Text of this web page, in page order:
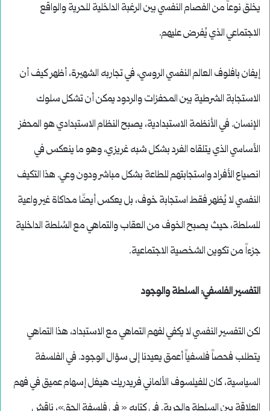
يخلق نوعاً من الفصام النفسي بين الرغبة الداخلية للحرية والواقع
الاجتماعي الذي يُفرض عليهم.
إيفان بافلوف العالم النفسي الروسي، في تجاربه الشهيرة، أظهر كيف أن
الاستجابة الشرطية بين المحفزات والردود يمكن أن تشكل سلوك
الإنسان. في الأنظمة الاستبدادية، يصبح النظام الاستبدادي هو المحفز
الأساسي الذي يتلقاه الفرد بشكل شبه غريزي، وهو ما ينعكس في
انصياع الأفراد واستجابتهم للطاعة بشكل مباشر ودون وعي. هذا التكيف
النفسي لا يُظهر فقط استجابة خوف، بل يعكس أيضًا محاكاة غير واعية
للسلطة، حيث يصبح الخوف من العقاب والتماهي مع السُلطة الداخلية
جزءاً من تكوين الشخصية الاجتماعية.
التفسير الفلسفي: السلطة والوجود
لكن التفسير النفسي لا يكفي لفهم التماهي مع الاستبداد، هذا التماهي
يتطلب فحصاً فلسفياً أعمق يعيدنا إلى سؤال الوجود. في الفلسفة
السياسية، كان للفيلسوف الألماني فريدريك هيغل إسهام عميق في فهم
العلاقة بين السلطة والحرية. في كتابه « في فلسفة الحق»، ناقش